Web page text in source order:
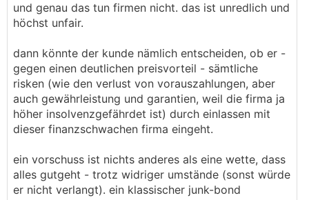
und genau das tun firmen nicht. das ist unredlich und
höchst unfair.
dann könnte der kunde nämlich entscheiden, ob er -
gegen einen deutlichen preisvorteil - sämtliche
risken (wie den verlust von vorauszahlungen, aber
auch gewährleistung und garantien, weil die firma ja
höher insolvenzgefährdet ist) durch einlassen mit
dieser finanzschwachen firma eingeht.
ein vorschuss ist nichts anderes als eine wette, dass
alles gutgeht - trotz widriger umstände (sonst würde
er nicht verlangt). ein klassischer junk-bond